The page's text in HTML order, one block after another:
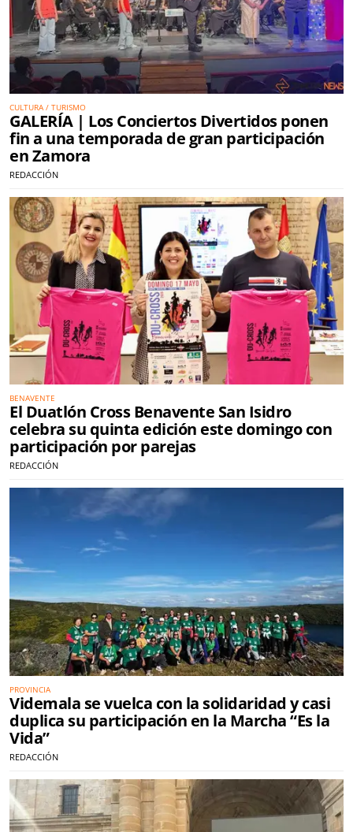
CULTURA / TURISMO
GALERÍA | Los Conciertos Divertidos ponen
fin a una temporada de gran participación
en Zamora
REDACCIÓN
BENAVENTE
El Duatlón Cross Benavente San Isidro
celebra su quinta edición este domingo con
participación por parejas
REDACCIÓN
PROVINCIA
Videmala se vuelca con la solidaridad y casi
duplica su participación en la Marcha “Es la
Vida”
REDACCIÓN